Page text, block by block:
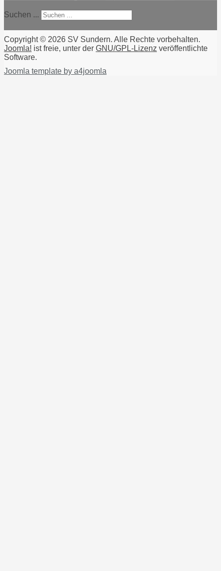
Suchen ...
Copyright © 2026 SV Sundern. Alle Rechte vorbehalten.
Joomla! ist freie, unter der GNU/GPL-Lizenz veröffentlichte
Software.
Joomla template by a4joomla